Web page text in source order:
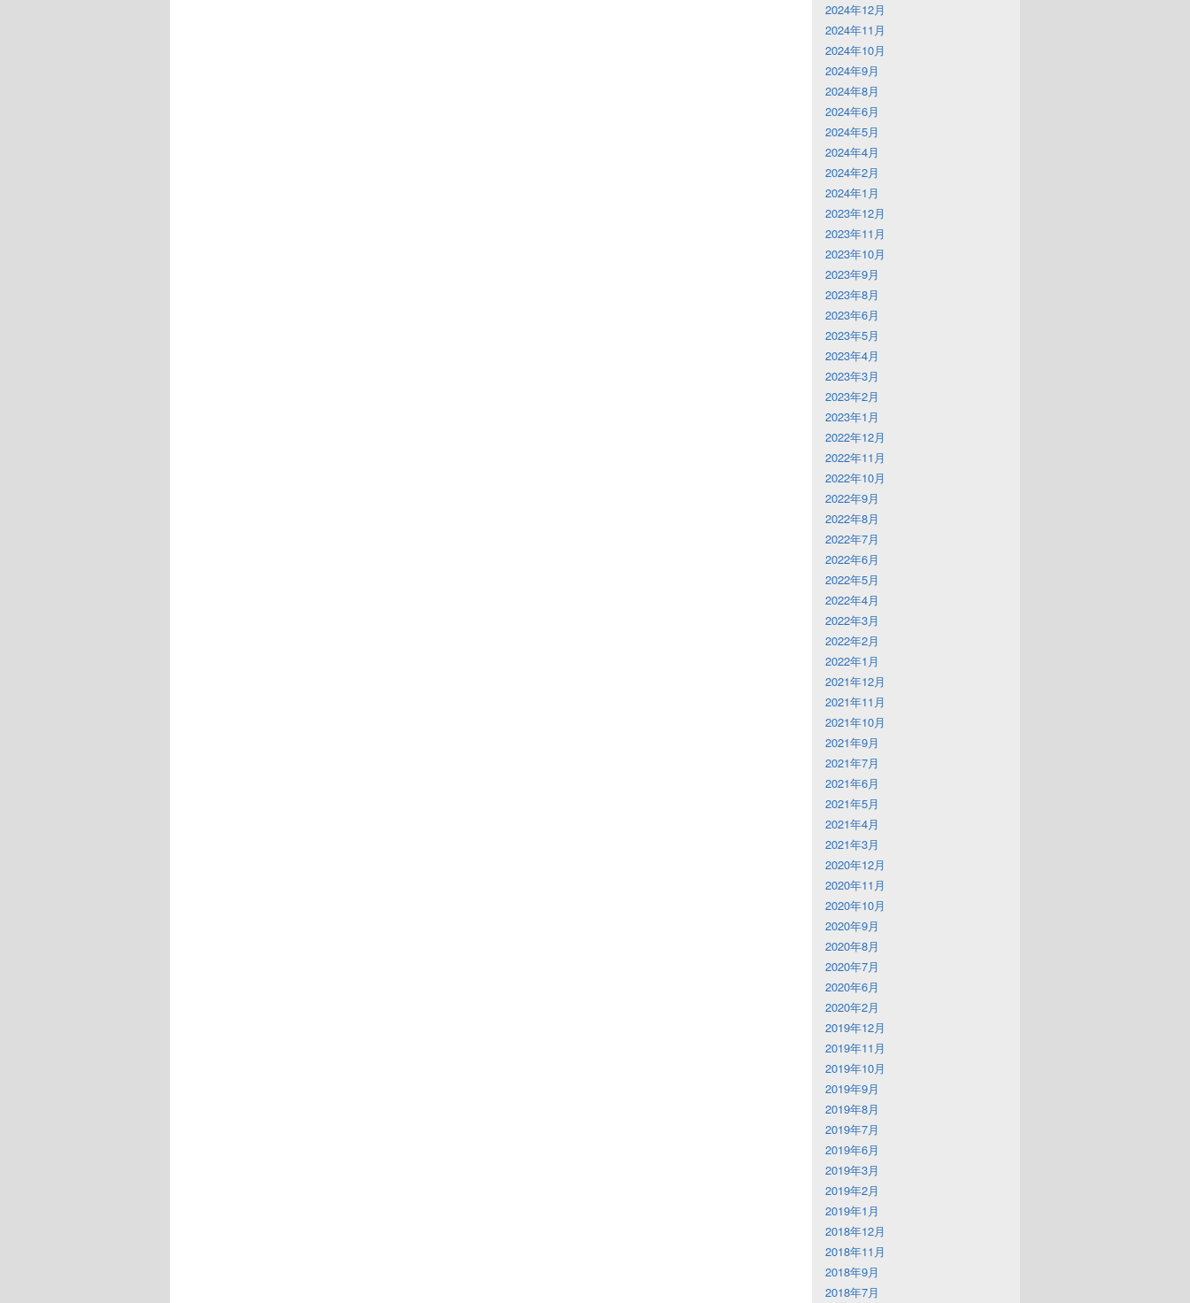
2024年12月
2024年11月
2024年10月
2024年9月
2024年8月
2024年6月
2024年5月
2024年4月
2024年2月
2024年1月
2023年12月
2023年11月
2023年10月
2023年9月
2023年8月
2023年6月
2023年5月
2023年4月
2023年3月
2023年2月
2023年1月
2022年12月
2022年11月
2022年10月
2022年9月
2022年8月
2022年7月
2022年6月
2022年5月
2022年4月
2022年3月
2022年2月
2022年1月
2021年12月
2021年11月
2021年10月
2021年9月
2021年7月
2021年6月
2021年5月
2021年4月
2021年3月
2020年12月
2020年11月
2020年10月
2020年9月
2020年8月
2020年7月
2020年6月
2020年2月
2019年12月
2019年11月
2019年10月
2019年9月
2019年8月
2019年7月
2019年6月
2019年3月
2019年2月
2019年1月
2018年12月
2018年11月
2018年9月
2018年7月